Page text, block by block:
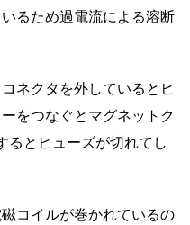
るため過電流による溶断
ネクタを外しているとヒ
をつなぐとマグネットク
るとヒューズが切れてし
コイルが巻かれているの